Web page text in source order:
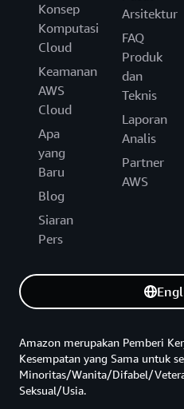
Konsep
Komputasi
Cloud
Keamanan
AWS
Cloud
Apa
yang
Baru
Blog
Siaran
Pers
Arsitektur
FAQ
Produk
dan
Teknis
Laporan
Analis
Partner
AWS
Amazon merupakan Pemberi
Kesempatan yang Sama untuk
Minoritas/Wanita/Difabel/
Seksual/Usia.